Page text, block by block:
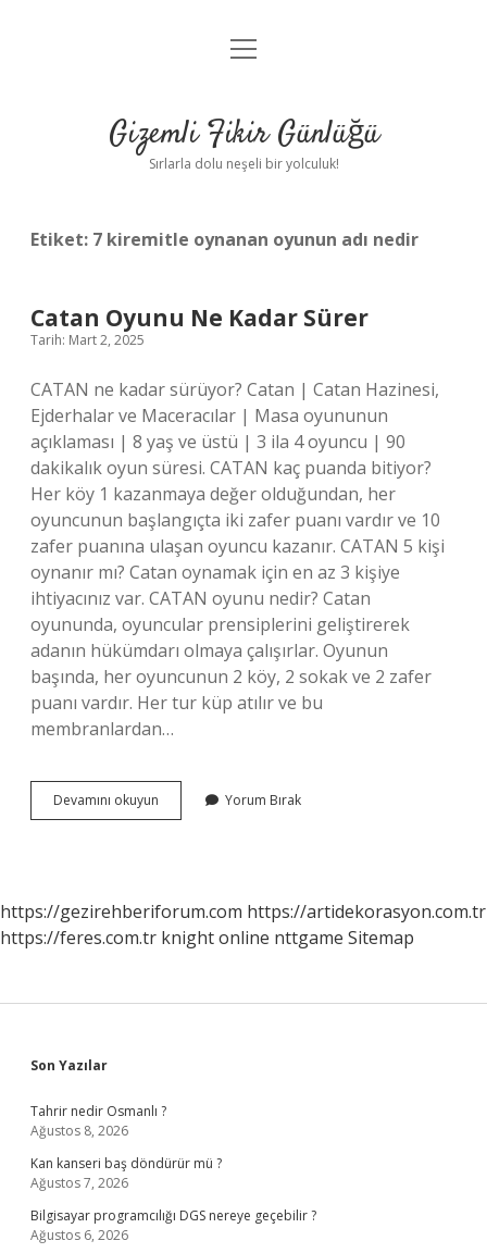
Anasayfa
Yasal Uyarı
menüyü
Gizemli Fikir Günlüğü
Sırlarla dolu neşeli bir yolculuk!
Etiket: 7 kiremitle oynanan oyunun adı nedir
Catan Oyunu Ne Kadar Sürer
Tarih: Mart 2, 2025
CATAN ne kadar sürüyor? Catan | Catan Hazinesi,
Ejderhalar ve Maceracılar | Masa oyununun
açıklaması | 8 yaş ve üstü | 3 ila 4 oyuncu | 90
dakikalık oyun süresi. CATAN kaç puanda bitiyor?
Her köy 1 kazanmaya değer olduğundan, her
oyuncunun başlangıçta iki zafer puanı vardır ve 10
zafer puanına ulaşan oyuncu kazanır. CATAN 5 kişi
oynanır mı? Catan oynamak için en az 3 kişiye
ihtiyacınız var. CATAN oyunu nedir? Catan
oyununda, oyuncular prensiplerini geliştirerek
adanın hükümdarı olmaya çalışırlar. Oyunun
başında, her oyuncunun 2 köy, 2 sokak ve 2 zafer
puanı vardır. Her tur küp atılır ve bu
membranlardan…
Devamını okuyun
Oyunu
Yorum Bırak
https://gezirehberiforum.com https://artidekorasyon.com.tr
https://feres.com.tr knight online nttgame Sitemap
Sidebar
Son Yazılar
Tahrir nedir Osmanlı ?
Ağustos 8, 2026
Kan kanseri baş döndürür mü ?
Ağustos 7, 2026
Bilgisayar programcılığı DGS nereye geçebilir ?
Ağustos 6, 2026